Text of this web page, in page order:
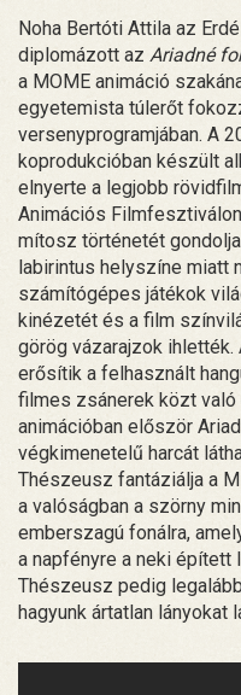
Noha Bertóti Attila az
diplomázott az Ariadné
a MOME animáció
egyetemista túlerőt
versenyprogramjában. A
koprodukcióban készült
elnyerte a legjobb
Animációs
mítosz történetét
labirintus helyszíne miatt
számítógépes játékok
kinézetét és a film
görög vázarajzok
erősítik a felhasznált
filmes zsánerek közt
animációban először
végkimenetelű harcát
Thészeusz fantáziálja a
a valóságban a szörny
emberszagú fonálra,
a napfényre a neki épített
Thészeusz pedig
hagyunk ártatlan lányokat